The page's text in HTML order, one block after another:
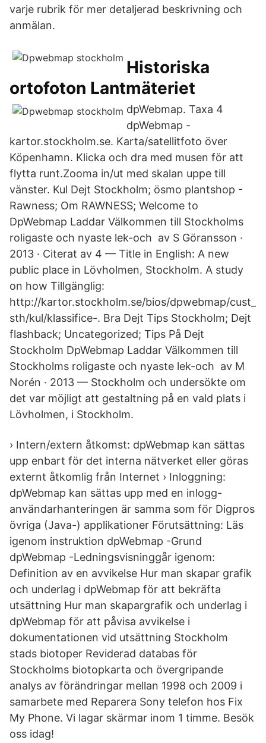
varje rubrik för mer detaljerad beskrivning och
anmälan.
Historiska
ortofoton Lantmäteriet
dpWebmap. Taxa 4
dpWebmap -
kartor.stockholm.se. Karta/satellitfoto över
Köpenhamn. Klicka och dra med musen för att
flytta runt.Zooma in/ut med skalan uppe till
vänster. Kul Dejt Stockholm; ösmo plantshop -
Rawness; Om RAWNESS; Welcome to
DpWebmap Laddar Välkommen till Stockholms
roligaste och nyaste lek-och av S Göransson ·
2013 · Citerat av 4 — Title in English: A new
public place in Lövholmen, Stockholm. A study
on how Tillgänglig:
http://kartor.stockholm.se/bios/dpwebmap/cust_
sth/kul/klassifice-. Bra Dejt Tips Stockholm; Dejt
flashback; Uncategorized; Tips På Dejt
Stockholm DpWebmap Laddar Välkommen till
Stockholms roligaste och nyaste lek-och av M
Norén · 2013 — Stockholm och undersökte om
det var möjligt att gestaltning på en vald plats i
Lövholmen, i Stockholm.
› Intern/extern åtkomst: dpWebmap kan sättas
upp enbart för det interna nätverket eller göras
externt åtkomlig från Internet › Inloggning:
dpWebmap kan sättas upp med en inlogg-
användarhanteringen är samma som för Digpros
övriga (Java-) applikationer Förutsättning: Läs
igenom instruktion dpWebmap -Grund
dpWebmap -Ledningsvisninggår igenom:
Definition av en avvikelse Hur man skapar grafik
och underlag i dpWebmap för att bekräfta
utsättning Hur man skapargrafik och underlag i
dpWebmap för att påvisa avvikelse i
dokumentationen vid utsättning Stockholm
stads biotoper Reviderad databas för
Stockholms biotopkarta och övergripande
analys av förändringar mellan 1998 och 2009 i
samarbete med Reparera Sony telefon hos Fix
My Phone. Vi lagar skärmar inom 1 timme. Besök
oss idag!